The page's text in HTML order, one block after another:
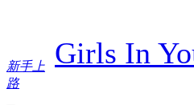
新手上
路
Girls In